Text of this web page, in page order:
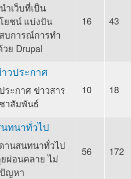
ำเว็บที่เป็น
ยชน์ แบ่งปัน
บการณ์การทำ
วย Drupal
16 43
ความโพสต์ใหม่
วประกาศ
ระกาศ ข่าวสาร
าสัมพันธ์
10 18
ความโพสต์ใหม่
ทนาทั่วไป
านสนทนาทั่วไป
ผ่อนคลาย ไม่
ญหา
56 172